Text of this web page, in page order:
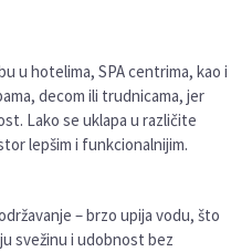
u hotelima, SPA centrima, kao i
decom ili trudnicama, jer
Lako se uklapa u različite
lepšim i funkcionalnijim.
– brzo upija vodu, što
svežinu i udobnost bez